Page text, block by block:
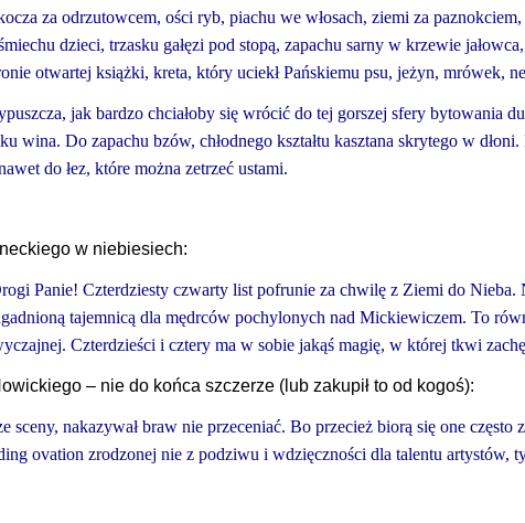
za odrzutowcem, ości ryb, piachu we włosach, ziemi za
dzieci, trzasku gałęzi pod stopą, zapachu sarny w krzewie
otwartej książki, kreta, który uciekł Pańskiemu psu, jeżyn, mrówek,
jak bardzo chciałoby się wrócić do tej gorszej sfery bytowania
wina. Do zapachu bzów, chłodnego kształtu kasztana skrytego w
do łez, które można zetrzeć ustami.
w niebiesiech:
Panie! Czterdziesty czwarty list pofrunie za chwilę z Ziemi do Nieba.
tajemnicą dla mędrców pochylonych nad Mickiewiczem. To
Czterdzieści i cztery ma w sobie jakąś magię, w której tkwi
– nie do końca szczerze (lub zakupił to od kogoś):
sceny, nakazywał braw nie przeceniać. Bo przecież biorą się one często
ovation zrodzonej nie z podziwu i wdzięczności dla talentu artystów,